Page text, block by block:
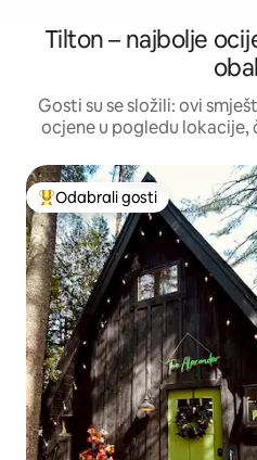
Tilton – najbolje
Gosti su se složili: ovi
ocjene u pogledu
Među najviše rangiranima s
Odabrali gosti